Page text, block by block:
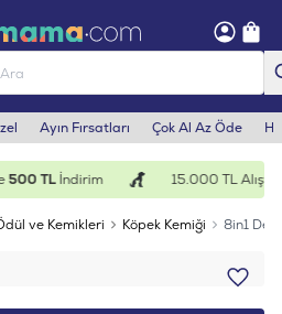
Ayın Fırsatları Çok Al Az Öde
500 TLİndirim 15.000 TL
ve Kemikleri Köpek Kemiği
8in1